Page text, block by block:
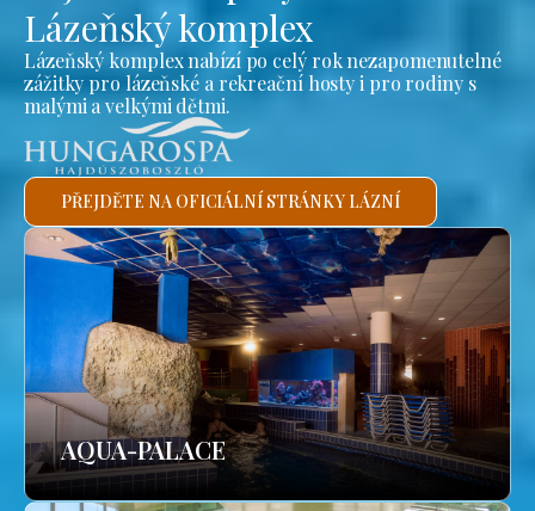
Lázeňský komplex
Lázeňský komplex nabízí po celý rok nezapomenutelné
zážitky pro lázeňské a rekreační hosty i pro rodiny s
malými a velkými dětmi.
PŘEJDĚTE NA OFICIÁLNÍ STRÁNKY LÁZNÍ
AQUA-PALACE